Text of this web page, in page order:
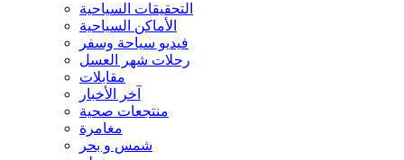
التحقيقات السياحية
الأماكن السياحية
فيديو سياحة وسفر
رحلات شهر العسل
مقابلات
آخر الأخبار
منتجعات صحية
مغامرة
شمس و بحر